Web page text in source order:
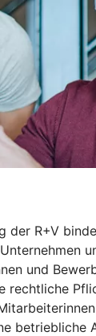
der R+V
und
rechtliche
betriebliche